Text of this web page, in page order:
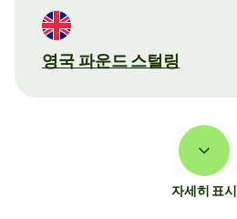
영국 파운드 스털링
자세히 표시